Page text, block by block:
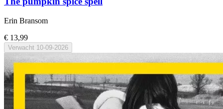
Erin Bransom
€ 13,99
Verwacht 10-09-2026